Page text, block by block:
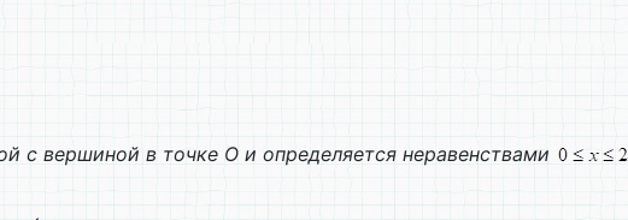
с вершиной в точке О и определяется неравенствами